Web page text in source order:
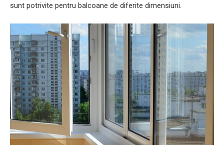
sunt potrivite pentru balcoane de diferite dimensiuni.